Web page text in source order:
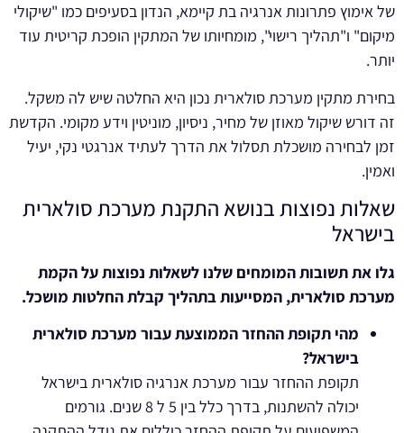
של אימוץ פתרונות אנרגיה בת קיימא, הנדון בסעיפים כמו "שיקולי
מיקום" ו"תהליך רישוי", מומחיותו של המתקין הופכת קריטית עוד
יותר.
בחירת מתקין מערכת סולארית נכון היא החלטה שיש לה משקל.
זה דורש שיקול מאוזן של מחיר, ניסיון, מוניטין וידע מקומי. הקדשת
זמן לבחירה מושכלת תסלול את הדרך לעתיד אנרגטי נקי, יעיל
ואמין.
שאלות נפוצות בנושא התקנת מערכת סולארית
בישראל
גלו את תשובות המומחים שלנו לשאלות נפוצות על הקמת
מערכת סולארית, המסייעות בתהליך קבלת החלטות מושכל.
מהי תקופת ההחזר הממוצעת עבור מערכת סולארית
בישראל?
תקופת ההחזר עבור מערכת אנרגיה סולארית בישראל
יכולה להשתנות, בדרך כלל בין 5 ל 8 שנים. גורמים